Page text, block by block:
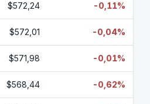
$572,24 -0,11%
$572,01 -0,04%
$571,98 -0,01%
$568,44 -0,62%